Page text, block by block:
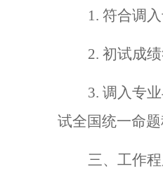
1. 符合调
2. 初试成
3. 调入专
试全国统一命
三、工作